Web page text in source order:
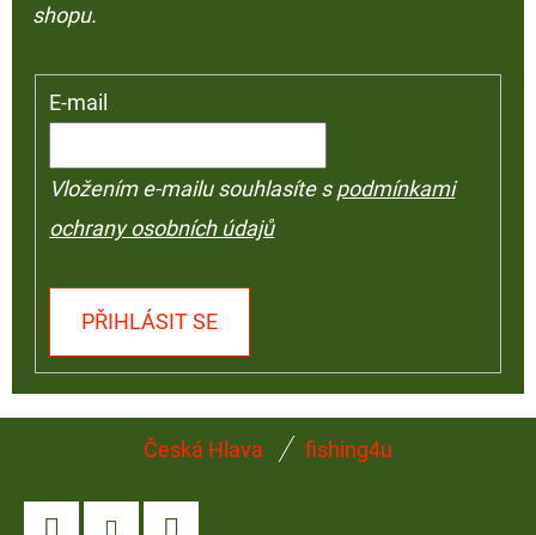
shopu.
E-mail
Vložením e-mailu souhlasíte spodmínkami
ochrany osobních údajů
PŘIHLÁSIT SE
Česká Hlava fishing4u